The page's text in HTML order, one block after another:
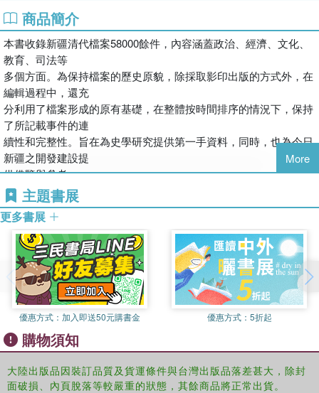
商品簡介
本書收錄新疆清代檔案58000餘件，內容涵蓋政治、經濟、文化、
教育、司法等
多個方面。為保持檔案的歷史原貌，除採取影印出版的方式外，在
編輯過程中，還充
分利用了檔案形成的原有基礎，在整體按時間排序的情況下，保持
了所記載事件的連
續性和完整性。旨在為史學研究提供第一手資料，同時，也為今日
新疆之開發建設提
供借鑒與參考。
More
主題書展
更多書展
優惠方式： 加入即送50元購書金 優惠方式： 5折起
購物須知
大陸出版品因裝訂品質及貨運條件與台灣出版品落差甚大，除封
面破損、內頁脫落等較嚴重的狀態，其餘商品將正常出貨。